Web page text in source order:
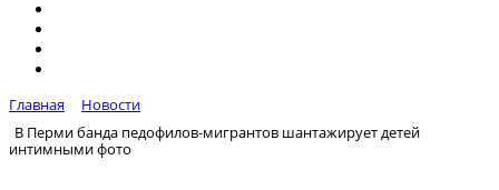
Главная
Новости
В Перми банда педофилов-мигрантов шантажирует детей
интимными фото